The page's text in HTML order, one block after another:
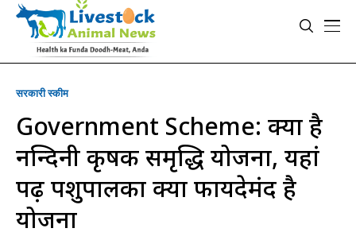
सरकारी स्की‍म
Government Scheme: क्या है
नन्दिनी कृषक समृद्धि योजना, यहां
पढ़ें पशुपालकों क्यों फायदेमंद है
योजना